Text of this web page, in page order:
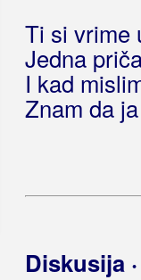
Ti si vrime
Jedna
I kad
Znam da
Diskusija